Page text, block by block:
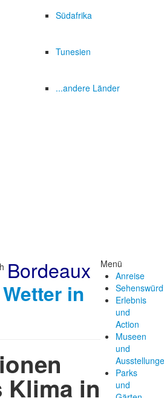
Südafrika
Tunesien
...andere Länder
Bordeaux
in
Klima in
Menü
Anreise
Erlebnis
und
Action
Museen
und
Parks
und